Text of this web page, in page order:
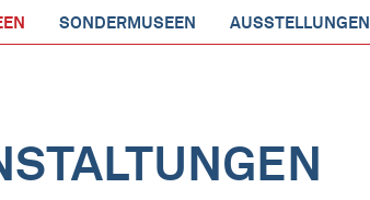
SONDERMUSEEN AUSSTELLUNGEN